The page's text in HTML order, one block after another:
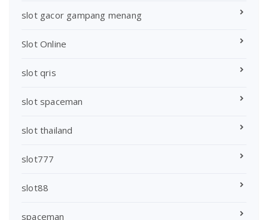
slot gacor gampang menang
Slot Online
slot qris
slot spaceman
slot thailand
slot777
slot88
spaceman